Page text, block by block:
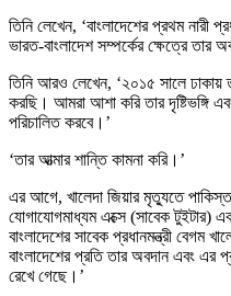
তিনি লেখেন, ‘বাংলাদেশের প্রথম নারী
ভারত-বাংলাদেশ সম্পর্কের ক্ষেত্রে তার
তিনি আরও লেখেন, ‘২০১৫ সালে ঢাকায়
করছি। আমরা আশা করি তার দৃষ্টিভঙ্গি
পরিচালিত করবে।’
‘তার আত্মার শান্তি কামনা করি।’
এর আগে, খালেদা জিয়ার মৃত্যুতে
যোগাযোগমাধ্যম এক্সে (সাবেক টুইটার)
বাংলাদেশের সাবেক প্রধানমন্ত্রী বেগম
বাংলাদেশের প্রতি তার অবদান এবং এর
রেখে গেছে।’